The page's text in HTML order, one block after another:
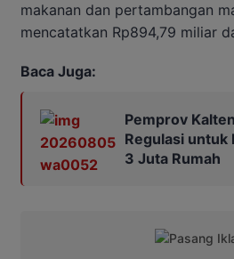
makanan dan pertambangan
mencatatkan Rp894,79 miliar
Baca Juga:
Pemprov
Regulasi untuk
3 Juta Rumah